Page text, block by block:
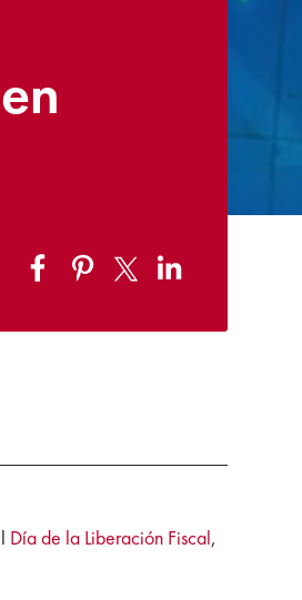
Día de la Liberación Fiscal,